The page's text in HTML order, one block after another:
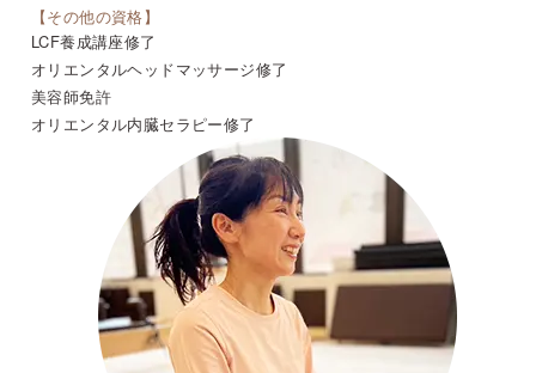
【その他の資格】
LCF養成講座修了
オリエンタルヘッドマッサージ修了
美容師免許
オリエンタル内臓セラピー修了